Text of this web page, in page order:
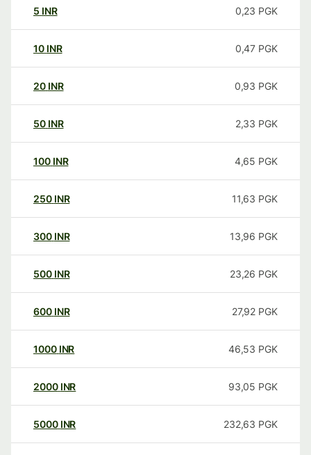
5 INR 0,23 PGK
10 INR 0,47 PGK
20 INR 0,93 PGK
50 INR 2,33 PGK
100 INR 4,65 PGK
250 INR 11,63 PGK
300 INR 13,96 PGK
500 INR 23,26 PGK
600 INR 27,92 PGK
1000 INR 46,53 PGK
2000 INR 93,05 PGK
5000 INR 232,63 PGK